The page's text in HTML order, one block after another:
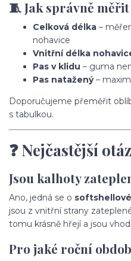
🧵 Jak správně měřit
Celková délka –
nohavice
Vnitřní délka
Pas v klidu – guma
Pas natažený–
Doporučujeme přeměřit
s tabulkou.
❓ Nejčastější
Jsou kalhoty
Ano, jedná se o
jsou z vnitřní strany
tomu krásně hřejí a jsou
Pro jaké roční